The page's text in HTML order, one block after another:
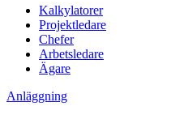
Kalkylatorer
Projektledare
Chefer
Arbetsledare
Ägare
Anläggning